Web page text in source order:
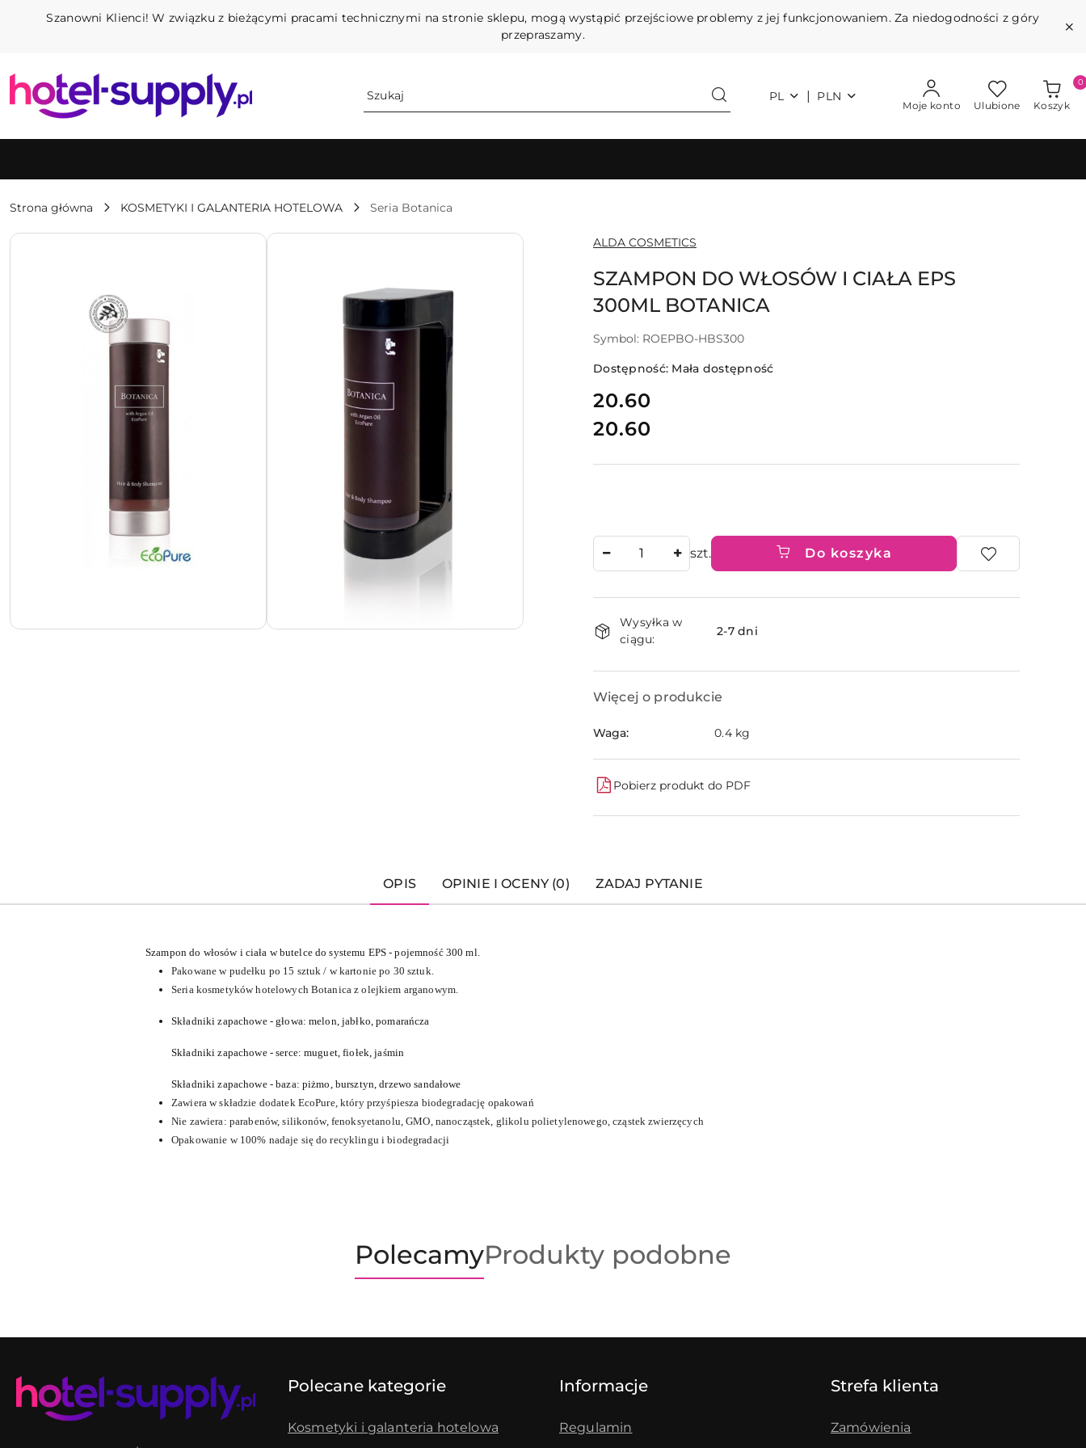
Przejdź do treści głównej
Przejdź do wyszukiwarki
Przejdź do moje konto
Przejdź do menu głównego
Przejdź do opisu produktu
Przejdź do stopki
Szanowni Klienci! W związku z bieżącymi pracami technicznymi na stronie sklepu, mogą wystąpić przejściowe problemy z jej funkcjonowaniem. Za niedogodności z góry
przepraszamy.
PL | PLN
Moje konto Ulubione Koszyk
0
Strona główna KOSMETYKI I GALANTERIA HOTELOWA Seria Botanica
NAZWA
PRODUCENTA:
ALDA COSMETICS
SZAMPON DO WŁOSÓW I CIAŁA EPS
300ML BOTANICA
Symbol: ROEPBO-HBS300
Dostępność: Mała dostępność
cena:
20.60
Cena:
20.60
szt. Do koszyka
i
Wysyłka w
ciągu:
2-7 dni
Więcej o produkcie
Waga: 0.4 kg
Pobierz produkt do PDF
OPIS OPINIE I OCENY (0) ZADAJ PYTANIE
Szampon do włosów i ciała w butelce do systemu EPS - pojemność 300 ml.
Pakowane w pudełku po 15 sztuk / w kartonie po 30 sztuk.
Seria kosmetyków hotelowych Botanica z olejkiem arganowym.
Składniki zapachowe - głowa: melon, jabłko, pomarańcza
Składniki zapachowe - serce: muguet, fiołek, jaśmin
Składniki zapachowe - baza: piżmo, bursztyn, drzewo sandałowe
Zawiera w składzie dodatek EcoPure, który przyśpiesza biodegradację opakowań
Nie zawiera: parabenów, silikonów, fenoksyetanolu, GMO, nanocząstek, glikolu polietylenowego, cząstek zwierzęcych
Opakowanie w 100% nadaje się do recyklingu i biodegradacji
Produkty
o
PolecamyProdukty
o
Produkty podobne
Polecane kategorie
Kosmetyki i galanteria hotelowa
Informacje
Regulamin
Strefa klienta
Zamówienia